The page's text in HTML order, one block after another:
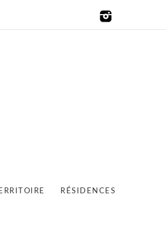
RÉSIDENCES